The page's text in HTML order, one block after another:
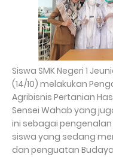
Siswa SMK Negeri 1
(14/10) melakukan
Agribisnis Pertanian
Sensei Wahab yang
ini sebagai
siswa yang sedang
dan penguatan